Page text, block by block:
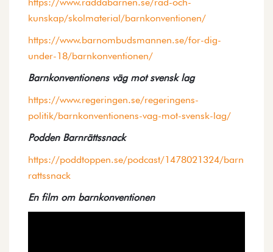
kunskap/skolmaterial/barnkonventionen/
https://www.barnombudsmannen.se/for-dig-
under-18/barnkonventionen/
Barnkonventionens väg mot svensk lag
https://www.regeringen.se/regeringens-
politik/barnkonventionens-vag-mot-svensk-lag/
Podden Barnrättssnack
https://poddtoppen.se/podcast/1478021324/barn
rattssnack
En film om barnkonventionen